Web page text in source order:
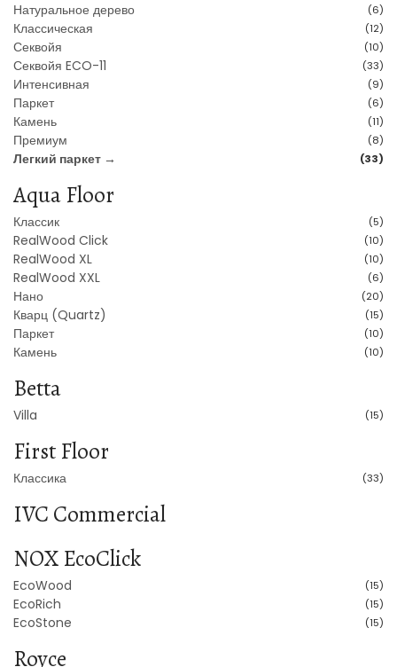
Натуральное дерево (6)
Классическая (12)
Секвойя (10)
Секвойя ECO-11 (33)
Интенсивная (9)
Паркет (6)
Камень (11)
Премиум (8)
Легкий паркет → (33)
Aqua Floor
Классик (5)
RealWood Click (10)
RealWood XL (10)
RealWood XXL (6)
Нано (20)
Кварц (Quartz) (15)
Паркет (10)
Камень (10)
Betta
Villa (15)
First Floor
Классика (33)
IVC Commercial
NOX EcoClick
EcoWood (15)
EcoRich (15)
EcoStone (15)
Royce